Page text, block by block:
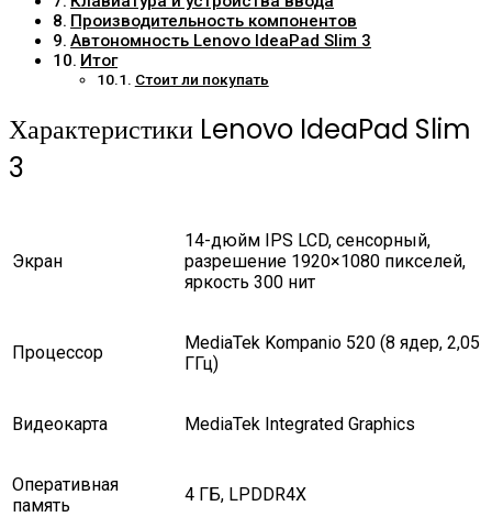
Производительность компонентов
Автономность Lenovo IdeaPad Slim 3
Итог
Стоит ли покупать
Характеристики Lenovo IdeaPad Slim
3
Экран
14-дюйм IPS LCD, сенсорный,
разрешение 1920×1080 пикселей,
яркость 300 нит
Процессор
MediaTek Kompanio 520 (8 ядер, 2,05
ГГц)
Видеокарта MediaTek Integrated Graphics
Оперативная
память
4 ГБ, LPDDR4X